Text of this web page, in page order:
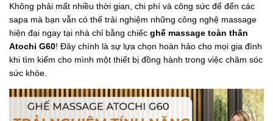
Không phải mất nhiều thời gian, chi phí và công sức để đến các
sapa mà bạn vẫn có thể trải nghiệm những công nghệ massage
hiện đại ngay tại nhà chỉ bằng chiếc ghế massage toàn thân
Atochi G60! Đây chính là sự lựa chọn hoàn hảo cho mọi gia đình
khi tìm kiếm cho mình một thiết bị đồng hành trong việc chăm sóc
sức khỏe.